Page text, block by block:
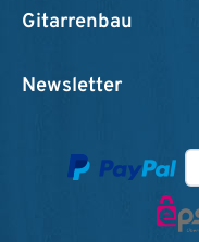
Gitarrenbau
Newsletter